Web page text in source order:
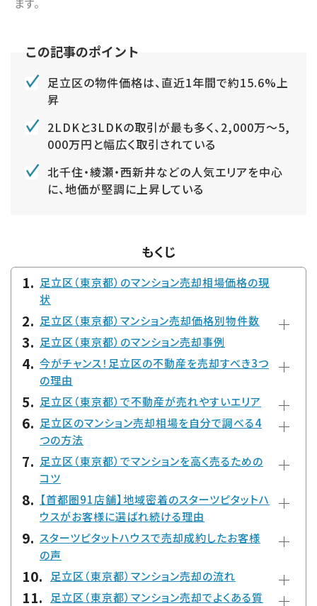
ます。
足立区の物件価格は、直近1年間で約15.6%上
昇
2LDKと3LDKの取引が最も多く、2,000万～5,
000万円と幅広く取引されている
北千住・綾瀬・西新井などの人気エリアを中心
に、地価が堅調に上昇している
もくじ
足立区（東京都）のマンション売却相場価格の現
状
足立区（東京都）マンション売却価格別物件数
足立区（東京都）のマンション売却事例
今がチャンス！足立区の不動産を売却すべき3つ
の理由
足立区（東京都）で不動産が売れやすいエリア
足立区のマンション売却相場を自分で調べる4
つの方法
足立区（東京都）でマンションを高く売るための
コツ
【首都圏91店舗】地域密着のスターツピタットハ
ウスがお客様に選ばれ続ける理由
スターツピタットハウスで売却成約したお客様
の声
足立区（東京都）マンション売却の流れ
足立区（東京都）マンション売却でよくある質